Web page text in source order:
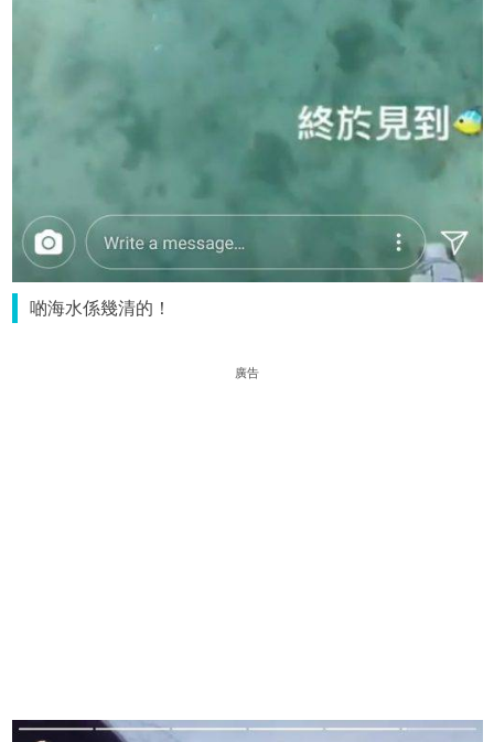
啲海水係幾清的！
廣告